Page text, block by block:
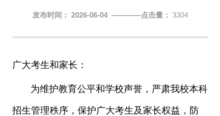
发布时间： 2026-06-04 ————点击量： 3304
广大考生和家长：
为维护教育公平和学校声誉，严肃我校本科
招生管理秩序，保护广大考生及家长权益，防